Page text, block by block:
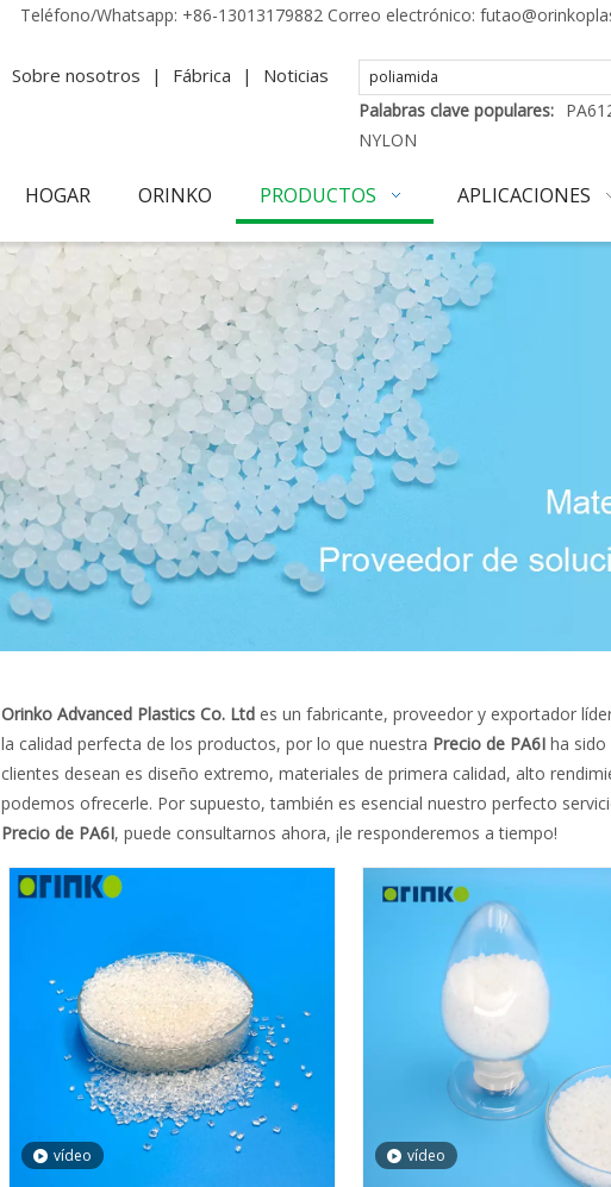
Teléfono/Whatsapp: +86-13013179882 Correo electrónico:
Sobre nosotros | Fábrica | Noticias
Palabras clave populares:
NYLON
HOGAR ORINKO PRODUCTOS APLICACIONES
Orinko Advanced Plastics Co. Ltd es un fabricante, proveedor y exportador
la calidad perfecta de los productos, por lo que nuestra Precio de PA6I ha
clientes desean es diseño extremo, materiales de primera calidad, alto
podemos ofrecerle. Por supuesto, también es esencial nuestro perfecto
Precio de PA6I, puede consultarnos ahora, ¡le responderemos a tiempo!
vídeo vídeo